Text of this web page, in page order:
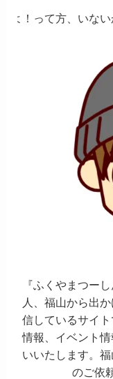
な？？？『ふくや
『ふくやまつー
人、福山から出
信しているサイ
情報、イベント
いいたします。
のご依